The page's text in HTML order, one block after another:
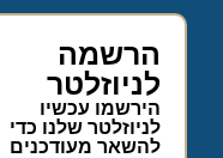
הרשמה
לניוזלטר
הירשמו עכשיו
לניוזלטר שלנו כדי
להשאר מעודכנים